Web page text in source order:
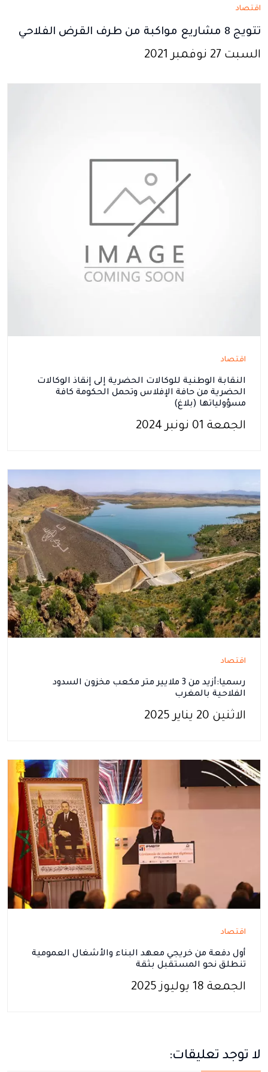
اقتصاد
تتويج 8 مشاريع مواكبة من طرف القرض الفلاحي
السبت 27 نوفمبر 2021
اقتصاد
النقابة الوطنية للوكالات الحضرية إلى إنقاذ الوكالات
الحضرية من حافة الإفلاس وتحمل الحكومة كافة
مسؤولياتها (بلاغ)
الجمعة 01 نونبر 2024
اقتصاد
رسميا:أزيد من 3 ملايير متر مكعب مخزون السدود
الفلاحية بالمغرب
الاثنين 20 يناير 2025
اقتصاد
أول دفعة من خريجي معهد البناء والأشغال العمومية
تنطلق نحو المستقبل بثقة
الجمعة 18 يوليوز 2025
لا توجد تعليقات: